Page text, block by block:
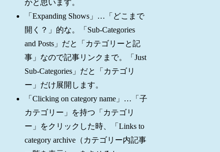
かと思います。
「Expanding Shows」…「どこまで
開く？」的な。「Sub-Categories
and Posts」だと「カテゴリーと記
事」なので記事リンクまで。「Just
Sub-Categories」だと「カテゴリ
ー」だけ展開します。
「Clicking on category name」…「子
カテゴリー」を持つ「カテゴリ
ー」をクリックした時、「Links to
category archive（カテゴリー内記事